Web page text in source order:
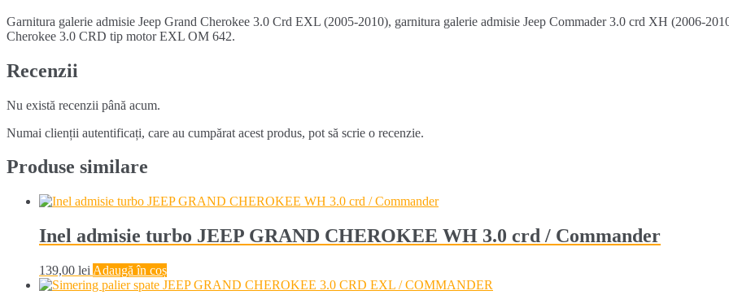
COMMANDER
Garnitura galerie admisie Jeep Grand Cherokee 3.0 Crd EXL (2005-2010), garnitura galerie admisie Jeep Commader 3.0 crd XH (2006-
Cherokee 3.0 CRD tip motor EXL OM 642.
Recenzii
Nu există recenzii până acum.
Numai clienții autentificați, care au cumpărat acest produs, pot să scrie o recenzie.
Produse similare
Inel admisie turbo JEEP GRAND CHEROKEE WH 3.0 crd / Commander
139,00 lei Adaugă în coș